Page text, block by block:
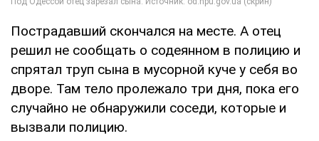
Пострадавший скончался на месте. А отец
решил не сообщать о содеянном в полицию и
спрятал труп сына в мусорной куче у себя во
дворе. Там тело пролежало три дня, пока его
случайно не обнаружили соседи, которые и
вызвали полицию.